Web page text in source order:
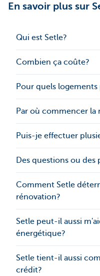
En savoir plus sur
Qui est Setle?
Combien ça coûte?
Pour quels
Par où commencer la
Puis-je effectuer
Des questions ou des
Comment Setle
rénovation?
Setle peut-il aussi
énergétique?
Setle tient-il aussi
crédit?